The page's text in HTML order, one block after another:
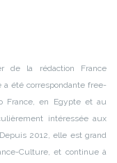
de la rédaction France
a été correspondante free-
France, en Egypte et au
intéressée aux
2012, elle est grand
Culture, et continue à